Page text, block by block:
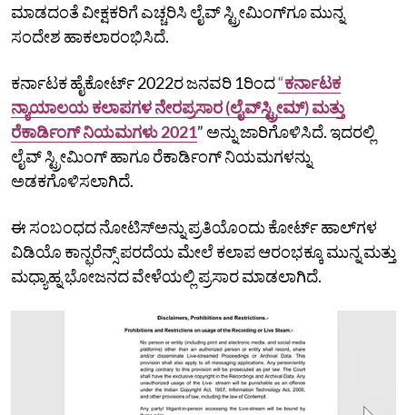
ಮಾಡದಂತೆ ವೀಕ್ಷಕರಿಗೆ ಎಚ್ಚರಿಸಿ ಲೈವ್‌ ಸ್ಟ್ರೀಮಿಂಗ್‌ಗೂ ಮುನ್ನ
ಸಂದೇಶ ಹಾಕಲಾರಂಭಿಸಿದೆ.
ಕರ್ನಾಟಕ ಹೈಕೋರ್ಟ್‌ 2022ರ ಜನವರಿ 1ರಿಂದ“ಕರ್ನಾಟಕ
ನ್ಯಾಯಾಲಯ ಕಲಾಪಗಳ ನೇರಪ್ರಸಾರ (ಲೈವ್‌ಸ್ಟ್ರೀಮ್‌) ಮತ್ತು
ರೆಕಾರ್ಡಿಂಗ್‌ ನಿಯಮಗಳು 2021” ಅನ್ನು ಜಾರಿಗೊಳಿಸಿದೆ. ಇದರಲ್ಲಿ
ಲೈವ್‌ ಸ್ಟ್ರೀಮಿಂಗ್‌ ಹಾಗೂ ರೆಕಾರ್ಡಿಂಗ್‌ ನಿಯಮಗಳನ್ನು
ಅಡಕಗೊಳಿಸಲಾಗಿದೆ.
ಈ ಸಂಬಂಧದ ನೋಟಿಸ್‌ಅನ್ನು ಪ್ರತಿಯೊಂದು ಕೋರ್ಟ್‌ ಹಾಲ್‌ಗಳ
ವಿಡಿಯೊ ಕಾನ್ಫರೆನ್ಸ್‌ ಪರದೆಯ ಮೇಲೆ ಕಲಾಪ ಆರಂಭಕ್ಕೂ ಮುನ್ನ ಮತ್ತು
ಮಧ್ಯಾಹ್ನ ಭೋಜನದ ವೇಳೆಯಲ್ಲಿ ಪ್ರಸಾರ ಮಾಡಲಾಗಿದೆ.